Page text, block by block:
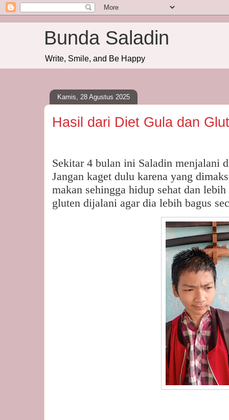
Bunda Saladin
Write, Smile, and Be Happy
Kamis, 28 Agustus 2025
Hasil dari Diet Gula dan
Sekitar 4 bulan ini Saladin menjalani
Jangan kaget dulu karena yang
makan sehingga hidup sehat dan
gluten dijalani agar dia lebih bagus